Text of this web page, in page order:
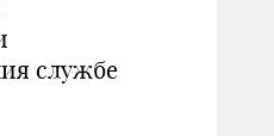
службе